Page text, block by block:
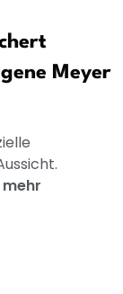
Meyer
mehr